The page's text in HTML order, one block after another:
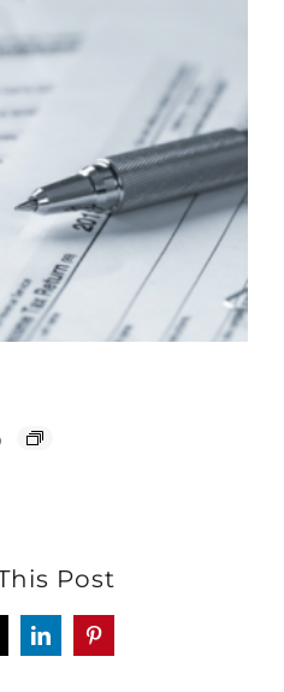
Post
LinkedInPinterest